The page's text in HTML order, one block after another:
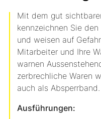
Mit dem gut
kennzeichnen Sie
und weisen auf
Mitarbeiter und Ihre
warnen
zerbrechliche Waren
auch als Absperrband.
Ausführungen: